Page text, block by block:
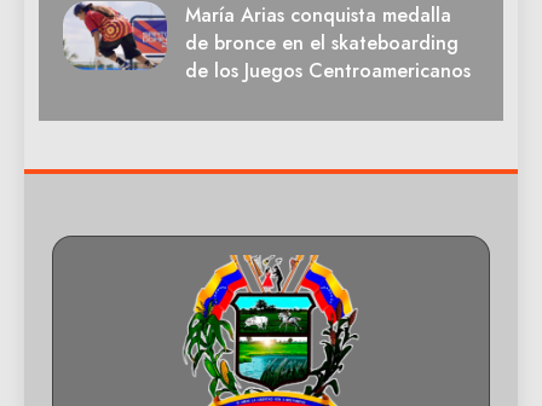
María Arias conquista medalla
de bronce en el skateboarding
de los Juegos Centroamericanos